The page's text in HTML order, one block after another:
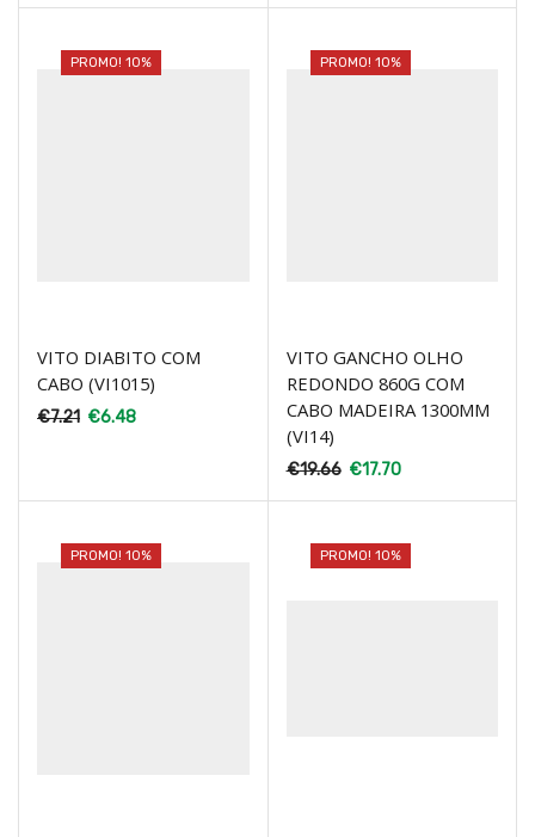
PROMO! 10%
VITO DIABITO COM
CABO (VI1015)
€7.21 €6.48
PROMO! 10%
VITO GANCHO OLHO
REDONDO 860G COM
CABO MADEIRA 1300MM
(VI14)
€19.66 €17.70
PROMO! 10% PROMO! 10%